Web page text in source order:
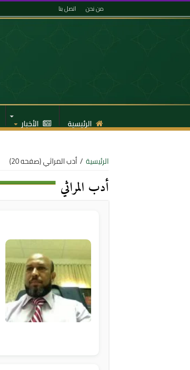
من نحن اتصل بنا
الرئيسية الأخبار
الرئيسية / أدب المراثي(صفحه 20)
أدب المراثي